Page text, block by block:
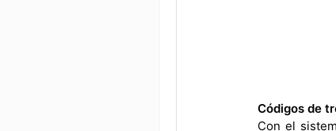
Códigos de
Con el